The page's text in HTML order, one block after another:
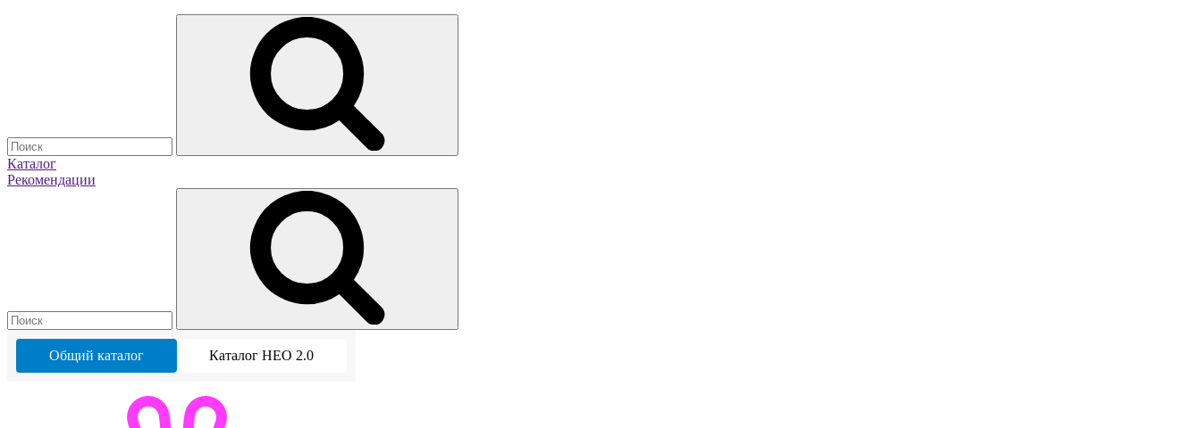
Каталог
Рекомендации
Общий каталог Каталог НЕО 2.0